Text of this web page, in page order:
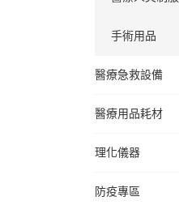
手術用品
醫療急救設備
醫療用品耗材
理化儀器
防疫專區